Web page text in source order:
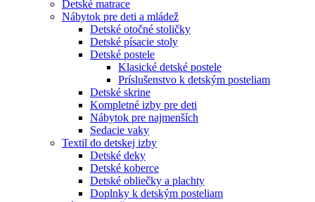
Detské matrace
Nábytok pre deti a mládež
Detské otočné stoličky
Detské písacie stoly
Detské postele
Klasické detské postele
Príslušenstvo k detským posteliam
Detské skrine
Kompletné izby pre deti
Nábytok pre najmenších
Sedacie vaky
Textil do detskej izby
Detské deky
Detské koberce
Detské obliečky a plachty
Doplnky k detským posteliam